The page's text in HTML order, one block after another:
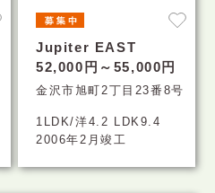
Jupiter EAST
52,000円～55,000円
金沢市旭町2丁目23番8号
1LDK/洋4.2 LDK9.4
2006年2月竣工